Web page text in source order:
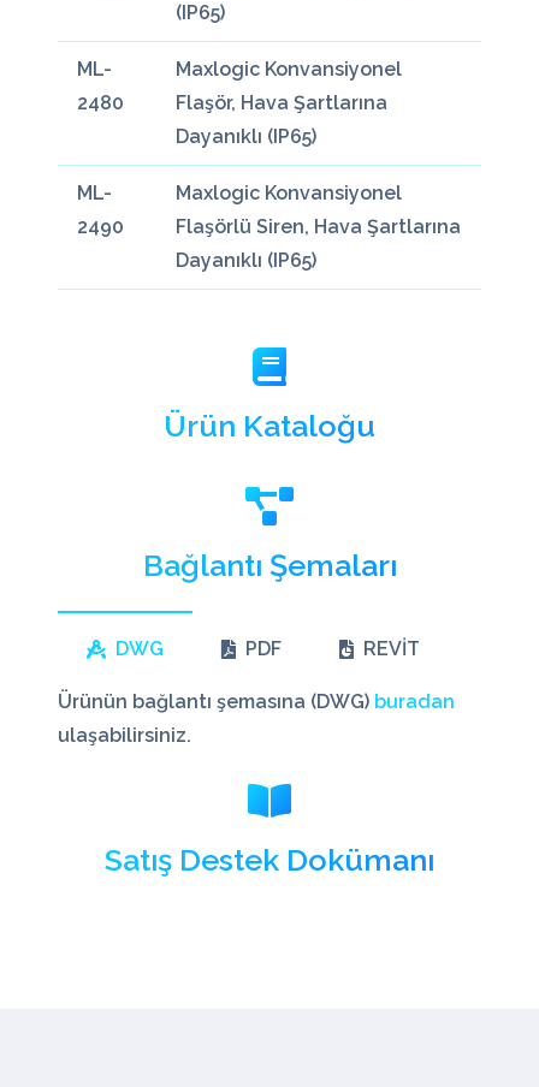
(IP65)
ML-
2480
Maxlogic Konvansiyonel
Flaşör, Hava Şartlarına
Dayanıklı (IP65)
ML-
2490
Maxlogic Konvansiyonel
Flaşörlü Siren, Hava Şartlarına
Dayanıklı (IP65)
Ürün Kataloğu
Bağlantı Şemaları
DWG PDF REVİT
Ürünün bağlantı şemasına (DWG) buradan
ulaşabilirsiniz.
Satış Destek Dokümanı